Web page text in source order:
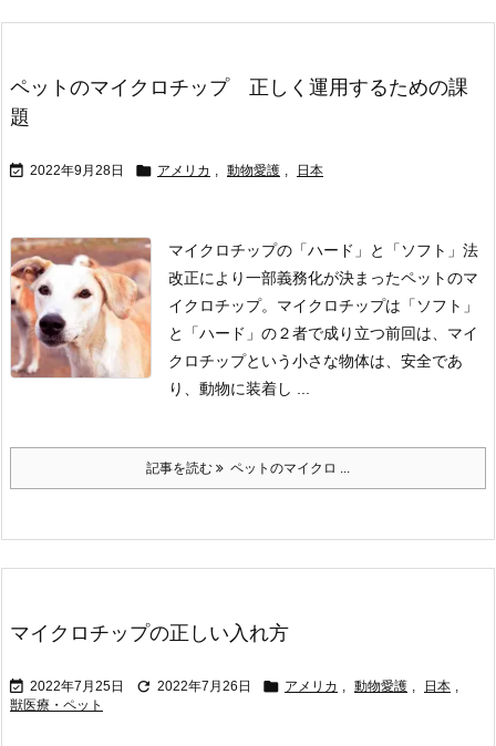
ペットのマイクロチップ 正しく運用するための課
題
 2022年9月28日  アメリカ , 動物愛護 , 日本
マイクロチップの「ハード」と「ソフト」 法
改正により一部義務化が決まったペットのマ
イクロチップ。 マイクロチップは「ソフト」
と「ハード」の２者で成り立つ前回は、マイ
クロチップという小さな物体は、安全であ
り、動物に装着し ...
記事を読む ペットのマイクロ ...
マイクロチップの正しい入れ方
 2022年7月25日  2022年7月26日  アメリカ , 動物愛護 , 日本 ,
獣医療・ペット